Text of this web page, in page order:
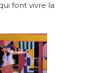
font vivre la